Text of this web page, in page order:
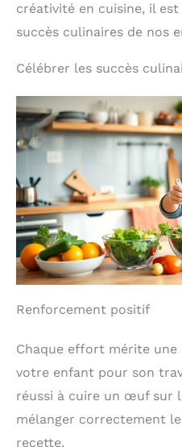
créativité en cuisine, il
succès culinaires de nos
Célébrer les succès
Renforcement positif
Chaque effort mérite une
votre enfant pour son
réussi à cuire un œuf sur
mélanger correctement
recette.